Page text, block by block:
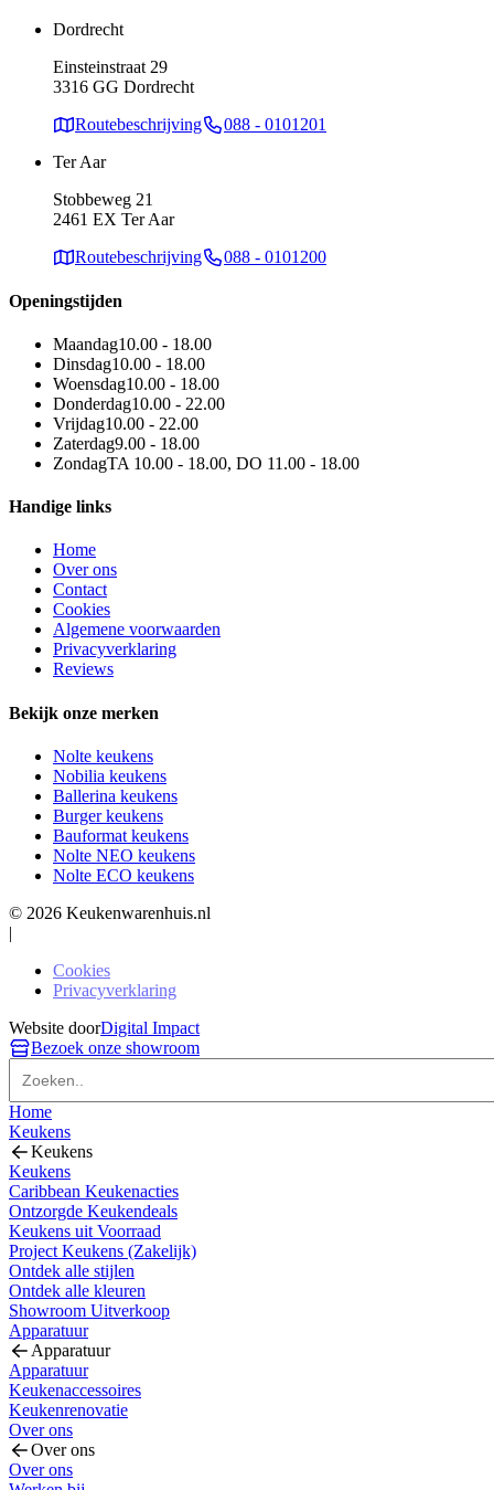
Dordrecht
Einsteinstraat 29
3316 GG Dordrecht
Routebeschrijving
088 - 0101201
Ter Aar
Stobbeweg 21
2461 EX Ter Aar
Routebeschrijving
088 - 0101200
Openingstijden
Maandag10.00 - 18.00
Dinsdag10.00 - 18.00
Woensdag10.00 - 18.00
Donderdag10.00 - 22.00
Vrijdag10.00 - 22.00
Zaterdag9.00 - 18.00
ZondagTA 10.00 - 18.00, DO 11.00 - 18.00
Handige links
Home
Over ons
Contact
Cookies
Algemene voorwaarden
Privacyverklaring
Reviews
Bekijk onze merken
Nolte keukens
Nobilia keukens
Ballerina keukens
Burger keukens
Bauformat keukens
Nolte NEO keukens
Nolte ECO keukens
© 2026 Keukenwarenhuis.nl
|
Cookies
Privacyverklaring
Website doorDigital Impact
Bezoek onze showroom
Home
Keukens
Keukens
Keukens
Caribbean Keukenacties
Ontzorgde Keukendeals
Keukens uit Voorraad
Project Keukens (Zakelijk)
Ontdek alle stijlen
Ontdek alle kleuren
Showroom Uitverkoop
Apparatuur
Apparatuur
Apparatuur
Keukenaccessoires
Keukenrenovatie
Over ons
Over ons
Over ons